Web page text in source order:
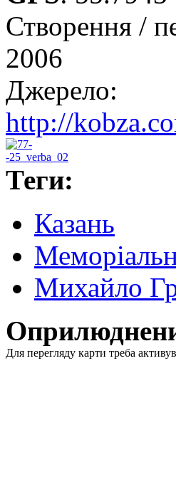
Створення /
2006
Джерело:
http://
Теги:
Казань
Михайло
Для перегляду карти треба